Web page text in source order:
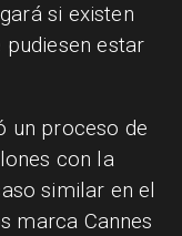
si existen
estar
un proceso de
con la
similar en el
marca Cannes